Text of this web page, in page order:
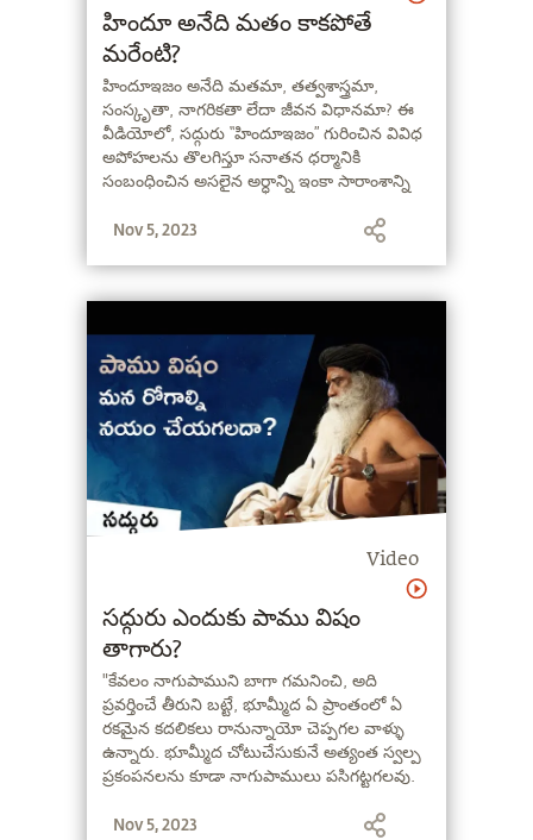
హిందూ అనేది మతం కాకపోతే
మరేంటి?
హిందూఇజం అనేది మతమా, తత్వశాస్త్రమా,
సంస్కృతా, నాగరికతా లేదా జీవన విధానమా? ఈ
వీడియోలో, సద్గురు “హిందూఇజం” గురించిన వివిధ
అపోహలను తొలగిస్తూ సనాతన ధర్మానికి
సంబంధించిన అసలైన అర్ధాన్ని ఇంకా సారాంశాన్ని
Nov 5, 2023
Video
సద్గురు ఎందుకు పాము విషం
తాగారు?
"కేవలం నాగుపాముని బాగా గమనించి, అది
ప్రవర్తించే తీరుని బట్టే, భూమ్మీద ఏ ప్రాంతంలో ఏ
రకమైన కదలికలు రానున్నాయో చెప్పగల వాళ్ళు
ఉన్నారు. భూమ్మీద చోటుచేసుకునే అత్యంత స్వల్ప
ప్రకంపనలను కూడా నాగుపాములు పసిగట్టగలవు.
నాగుపాము సున్నితత్వం కలిగి ఉంటుంది" - సద్గురు
Nov 5, 2023